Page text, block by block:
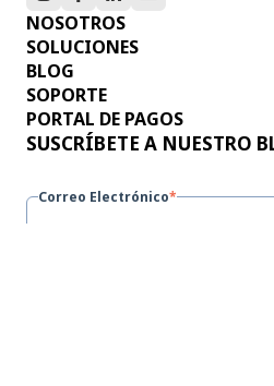
NOSOTROS
SOLUCIONES
BLOG
SOPORTE
PORTAL DE PAGOS
SUSCRÍBETE A NUESTRO
Correo Electrónico*